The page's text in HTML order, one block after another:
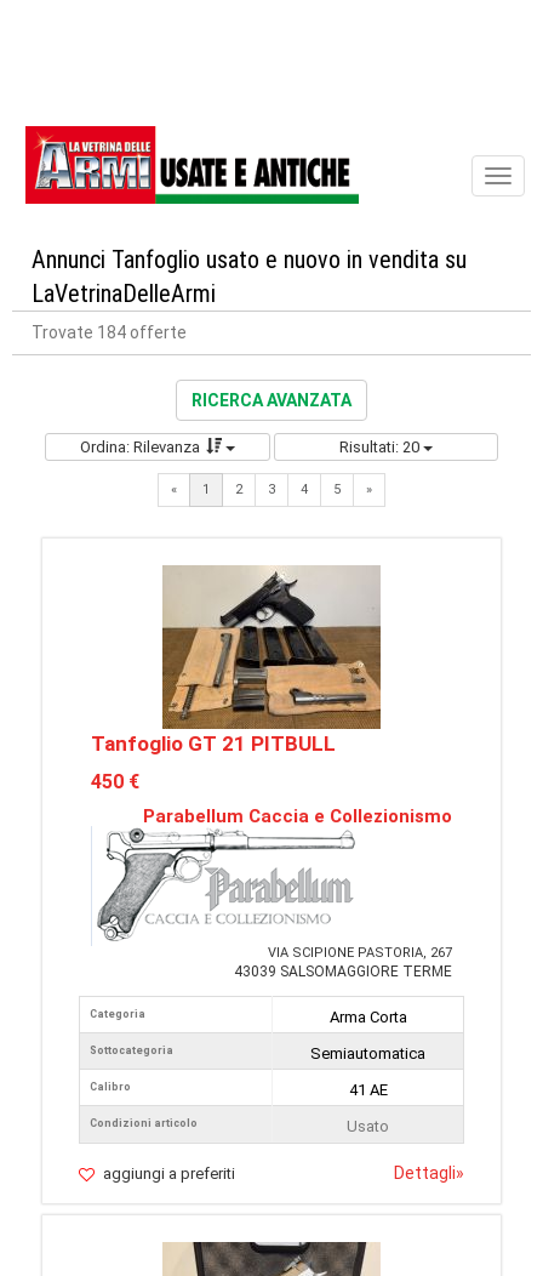
Annunci Tanfoglio usato e nuovo in vendita su
LaVetrinaDelleArmi
Trovate 184 offerte
RICERCA AVANZATA
Ordina: Rilevanza Risultati: 20
« 1 2 3 4 5 »Next
Tanfoglio GT 21 PITBULL
450 €
Parabellum Caccia e Collezionismo
VIA SCIPIONE PASTORIA, 267
43039 SALSOMAGGIORE TERME
Categoria
Sottocategoria
Calibro
Condizioni articolo
Arma Corta
Semiautomatica
41 AE
Usato
aggiungi a preferiti Dettagli»